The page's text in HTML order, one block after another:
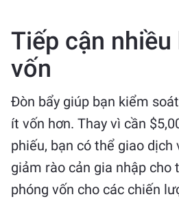
Tiếp cận
vốn
Đòn bẩy giúp bạn kiểm
ít vốn hơn. Thay vì cần
phiếu, bạn có thể giao dịch
giảm rào cản gia nhập cho
phóng vốn cho các chiến